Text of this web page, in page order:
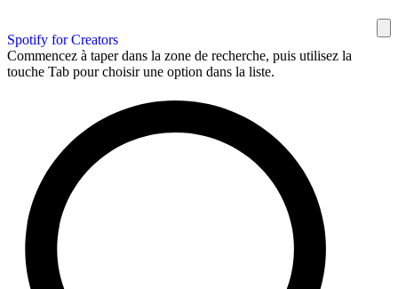
Spotify for Creators
Commencez à taper dans la zone de recherche, puis utilisez la
touche Tab pour choisir une option dans la liste.